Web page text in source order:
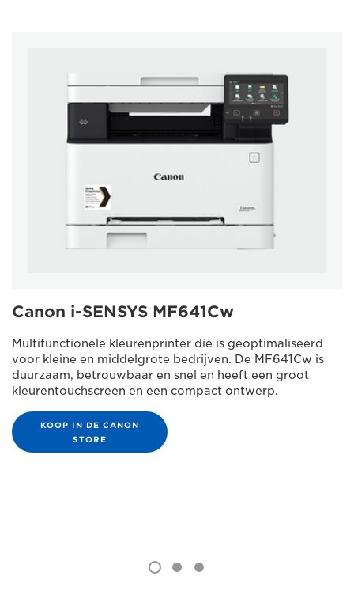
Canon i-SENSYS MF641Cw
Multifunctionele kleurenprinter die is geoptimaliseerd
voor kleine en middelgrote bedrijven. De MF641Cw is
duurzaam, betrouwbaar en snel en heeft een groot
kleurentouchscreen en een compact ontwerp.
KOOP IN DE CANON
STORE